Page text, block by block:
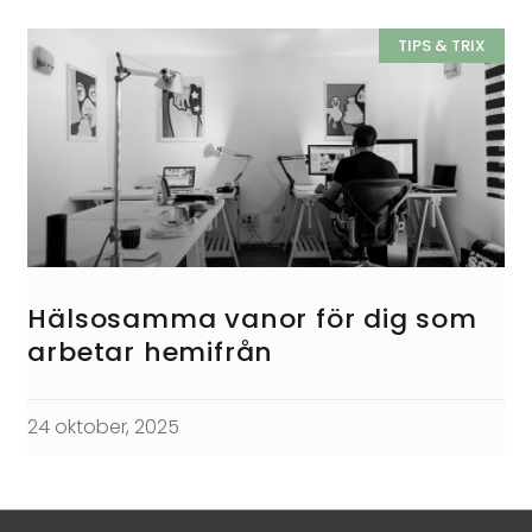
TIPS & TRIX
Hälsosamma vanor för dig som
arbetar hemifrån
24 oktober, 2025